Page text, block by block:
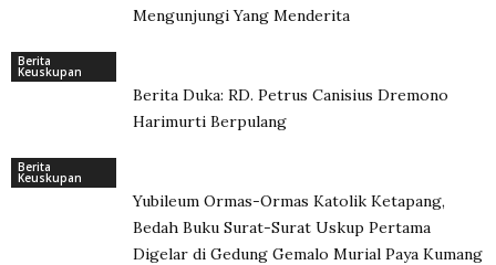
Mengunjungi Yang Menderita
Berita
Keuskupan
Berita Duka: RD. Petrus Canisius Dremono
Harimurti Berpulang
Berita
Keuskupan
Yubileum Ormas-Ormas Katolik Ketapang,
Bedah Buku Surat-Surat Uskup Pertama
Digelar di Gedung Gemalo Murial Paya Kumang